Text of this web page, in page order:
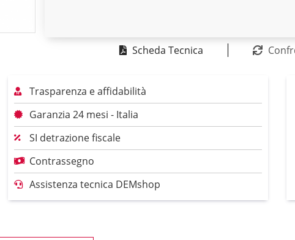
Scheda Tecnica
Trasparenza e affidabilità
Garanzia 24 mesi - Italia
SI detrazione fiscale
Contrassegno
Assistenza tecnica DEMshop